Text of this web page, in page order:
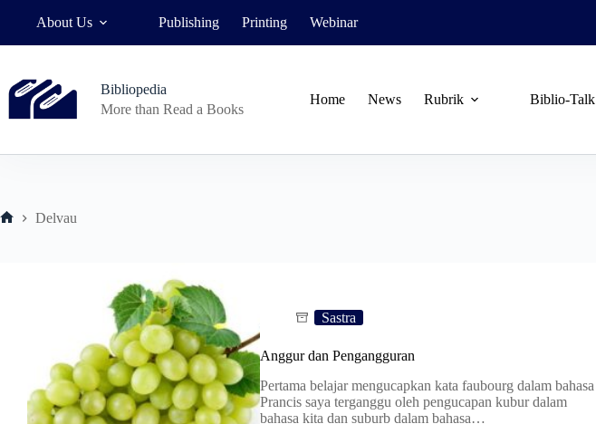
About Us Publishing Printing Webinar
Bibliopedia
More than Read a Books
Home News Rubrik Biblio-Talk
Delvau
Sastra
Anggur dan Pengangguran
Pertama belajar mengucapkan kata faubourg dalam bahasa
Prancis saya terganggu oleh pengucapan kubur dalam
bahasa kita dan suburb dalam bahasa…